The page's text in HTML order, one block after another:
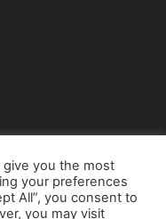
you the most
your preferences
All”, you consent to
you may visit